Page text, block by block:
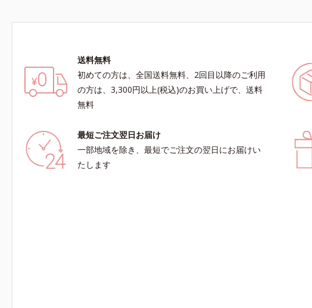
な肌へ導きます。さらに落ちにくくするとキシキ
ね、落ちにくくのびのよいみずみずしいテクスチ
ャーを追求しました。まるで美容液級のなめらか
さで肌にぴったり密着し、SPF50+・PA++++とい
う高い紫外線カット力ながら、白浮きしにくい処
方に。シワ改善・美白を叶えながら、紫外線を味
です。*1 メラニンの生成を抑え、シミ・ソバカ
スを防ぐ*2 化粧膜のくずれにくさ、肌をうるお
して保護すること*3 オルビス内最高の紫外線カ
ットレベル*4 紫外線に瞬時に反応して、膜が厚
送料無料
初めての方は、全国送料無料、2回目以降のご利用
の方は、3,300円以上(税込)のお買い上げで、送料
無料
最短ご注文翌日お届け
一部地域を除き、最短でご注文の翌日にお届けい
たします